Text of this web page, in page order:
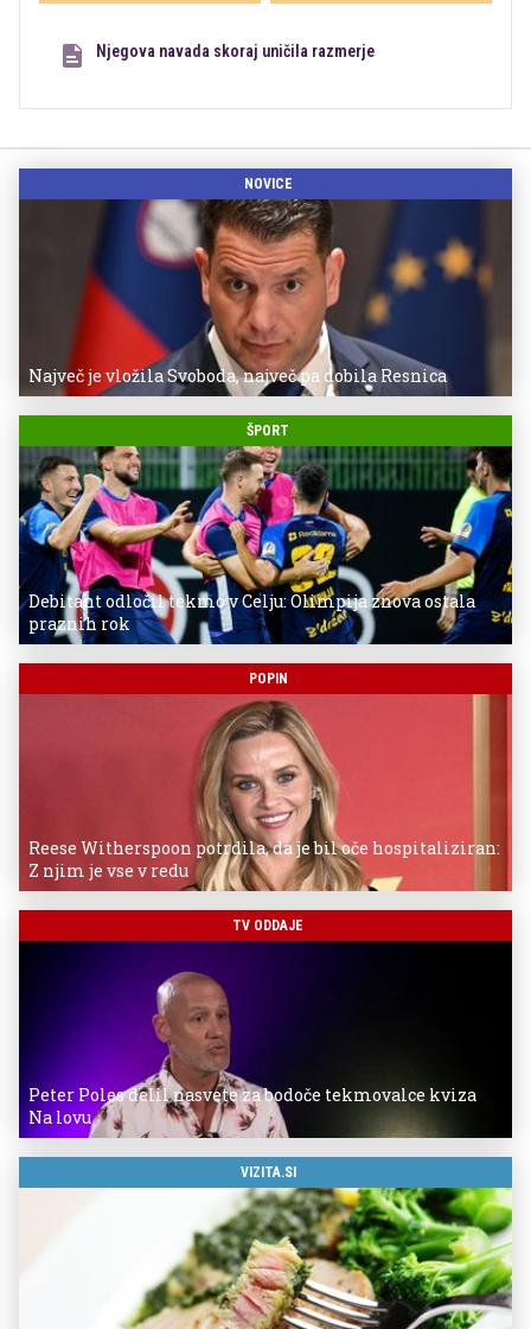
Njegova navada skoraj uničila razmerje
NOVICE
Največ je vložila Svoboda, največ pa dobila Resnica
ŠPORT
Debitant odločil tekmo v Celju: Olimpija znova ostala
praznih rok
POPIN
Reese Witherspoon potrdila, da je bil oče hospitaliziran:
Z njim je vse v redu
TV ODDAJE
Peter Poles delil nasvete za bodoče tekmovalce kviza
Na lovu
VIZITA.SI